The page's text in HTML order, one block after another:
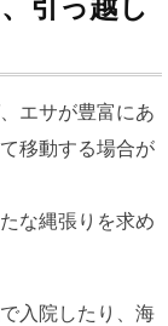
引っ越し
エサが豊富にあ
移動する場合が
な縄張りを求め
入院したり、海